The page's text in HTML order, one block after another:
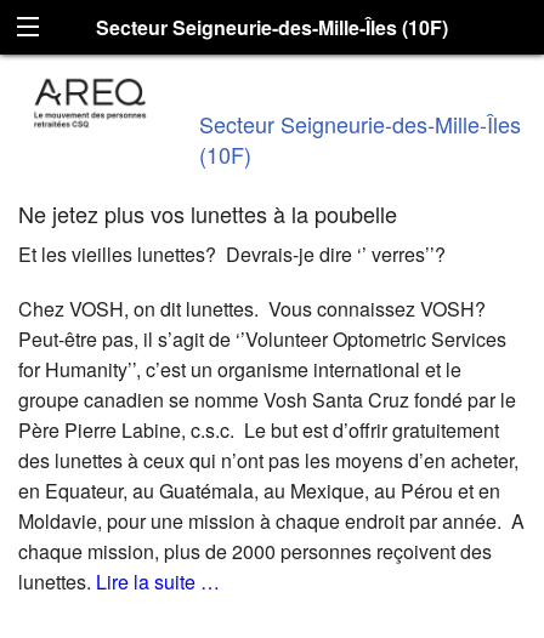
Secteur Seigneurie-des-Mille-Îles (10F)
Secteur Seigneurie-des-Mille-Îles
(10F)
Ne jetez plus vos lunettes à la poubelle
Et les vieilles lunettes? Devrais-je dire ‘’ verres’’?
Chez VOSH, on dit lunettes. Vous connaissez VOSH?
Peut-être pas, il s’agit de ‘’Volunteer Optometric Services
for Humanity’’, c’est un organisme international et le
groupe canadien se nomme Vosh Santa Cruz fondé par le
Père Pierre Labine, c.s.c. Le but est d’offrir gratuitement
des lunettes à ceux qui n’ont pas les moyens d’en acheter,
en Equateur, au Guatémala, au Mexique, au Pérou et en
Moldavie, pour une mission à chaque endroit par année. A
chaque mission, plus de 2000 personnes reçoivent des
lunettes. Lire la suite …